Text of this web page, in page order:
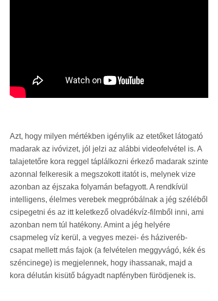
Azt, hogy milyen mértékben igénylik az etetőket látogató
madarak az ivóvizet, jól jelzi az alábbi videofelvétel is. A
talajetetőre kora reggel táplálkozni érkező madarak szinte
azonnal felkeresik a megszokott itatót is, melynek vize
azonban az éjszaka folyamán befagyott. A rendkívül
intelligens, élelmes verebek megpróbálnak a jég széléből
csipegetni és az itt keletkező olvadékvíz-filmből inni, ami
azonban nem túl hatékony. Amint a jég helyére
csapmeleg víz kerül, a vegyes mezei- és háziveréb-
csapat mellett más fajok (a felvételen meggyvágó, kék és
széncinege) is megjelennek, hogy ihassanak, majd a
kora délután kisütő bágyadt napfényben fürödjenek is.